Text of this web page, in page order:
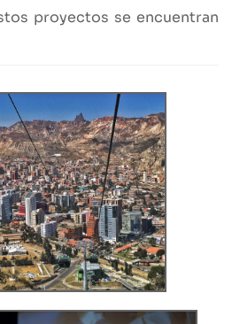
proyectos se encuentran